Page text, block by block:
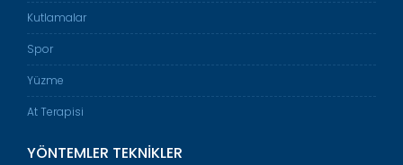
Kutlamalar
Spor
Yüzme
At Terapisi
YÖNTEMLER TEKNIKLER